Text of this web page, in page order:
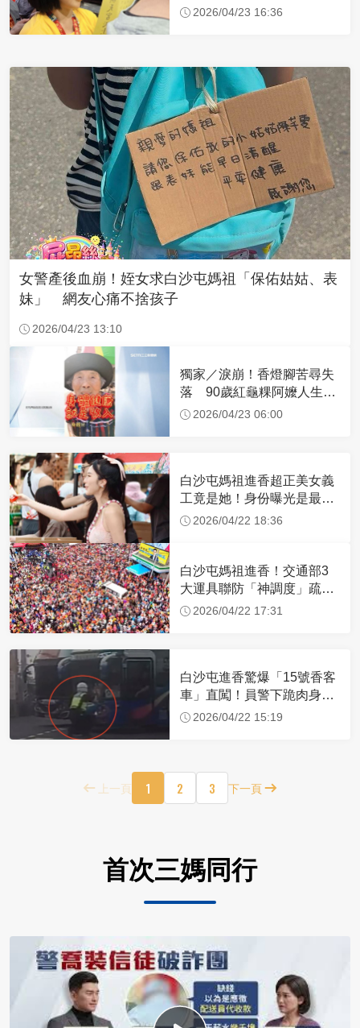
布忍尿5小時不喊累
2026/04/23 16:36
女警產後血崩！姪女求白沙屯媽祖「保佑姑姑、表
妹」 網友心痛不捨孩子
2026/04/23 13:10
獨家／淚崩！香燈腳苦尋失
落 90歲紅龜粿阿嬤人生謝
幕2026/04/23 06:00
白沙屯媽祖進香超正美女義
工竟是她！身份曝光是最美
禮生 一輩子不結婚
2026/04/22 18:36
白沙屯媽祖進香！交通部3
大運具聯防「神調度」疏運
32.1萬創新高
2026/04/22 17:31
白沙屯進香驚爆「15號香客
車」直闖！員警下跪肉身擋
車：讓行人先過
2026/04/22 15:19
上一頁 1 2 3 下一頁
首次三媽同行